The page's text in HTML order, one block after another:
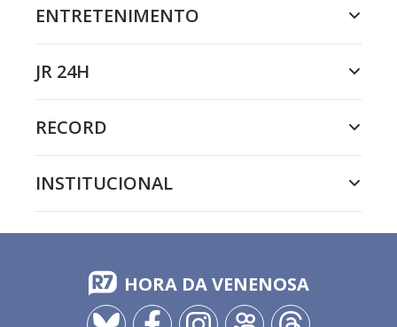
ENTRETENIMENTO
JR 24H
RECORD
INSTITUCIONAL
HORA DA VENENOSA